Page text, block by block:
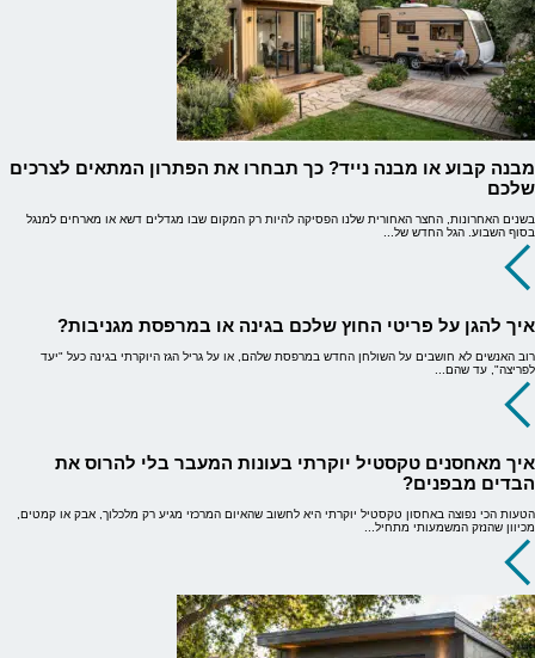
מבנה קבוע או מבנה נייד? כך תבחרו את הפתרון המתאים לצרכים
שלכם
בשנים האחרונות, החצר האחורית שלנו הפסיקה להיות רק המקום שבו מגדלים דשא או מארחים למנגל
בסוף השבוע. הגל החדש של...
איך להגן על פריטי החוץ שלכם בגינה או במרפסת מגניבות?
רוב האנשים לא חושבים על השולחן החדש במרפסת שלהם, או על גריל הגז היוקרתי בגינה כעל "יעד
לפריצה", עד שהם...
איך מאחסנים טקסטיל יוקרתי בעונות המעבר בלי להרוס את
הבדים מבפנים?
הטעות הכי נפוצה באחסון טקסטיל יוקרתי היא לחשוב שהאיום המרכזי מגיע רק מלכלוך, אבק או קמטים,
מכיוון שהנזק המשמעותי מתחיל...